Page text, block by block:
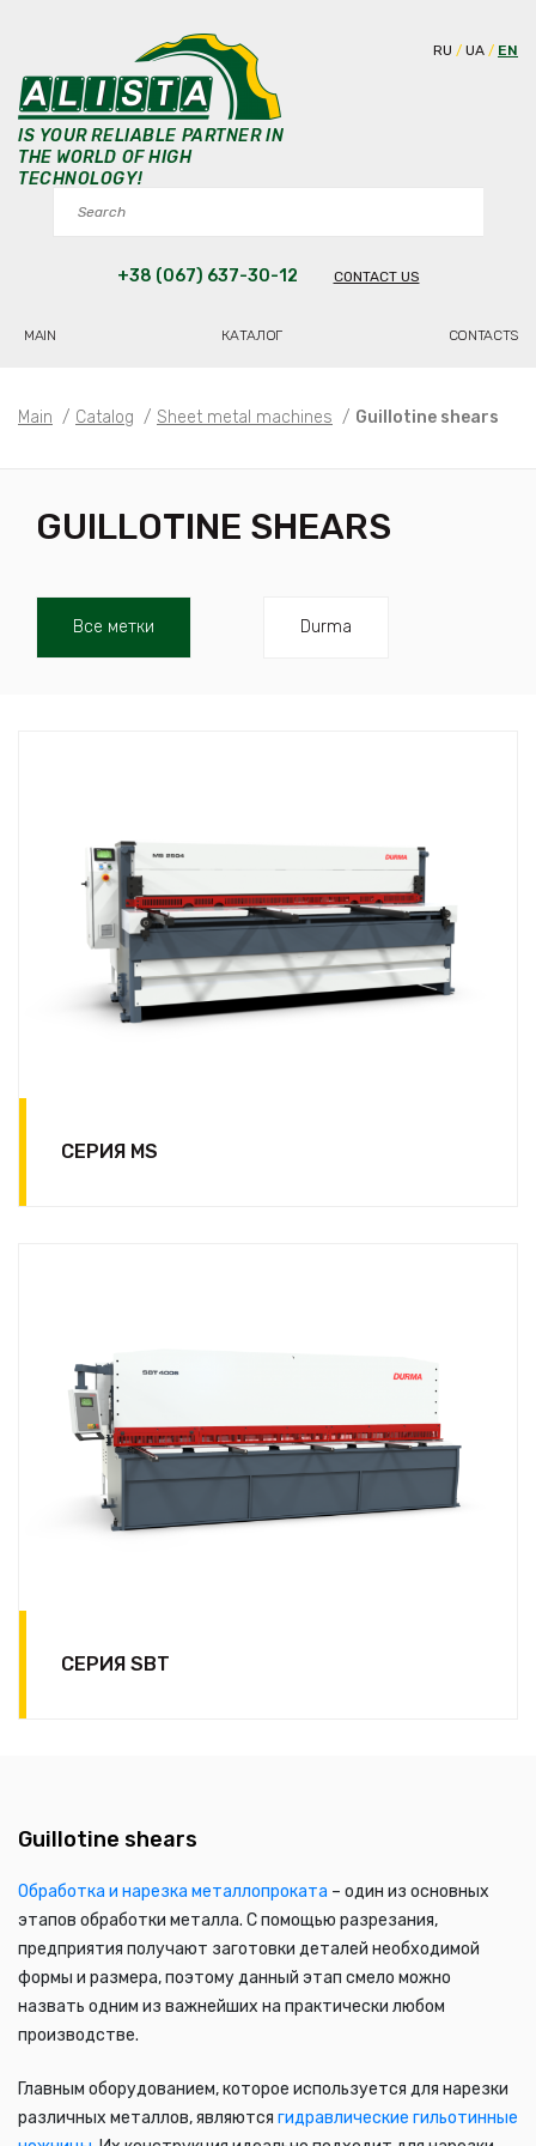
RU UA EN
IS YOUR RELIABLE PARTNER IN
THE WORLD OF HIGH
TECHNOLOGY!
+38 (067) 637-30-12 CONTACT US
MAIN КАТАЛОГ CONTACTS
Main / Catalog / Sheet metal machines / Guillotine shears
GUILLOTINE SHEARS
Все метки Durma
СЕРИЯ MS
СЕРИЯ SBT
Guillotine shears
Обработка и нарезка металлопроката – один из основных
этапов обработки металла. С помощью разрезания,
предприятия получают заготовки деталей необходимой
формы и размера, поэтому данный этап смело можно
назвать одним из важнейших на практически любом
производстве.
Главным оборудованием, которое используется для нарезки
различных металлов, являются гидравлические гильотинные